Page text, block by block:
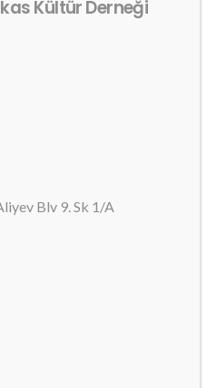
Kültür Derneği
Blv 9. Sk 1/A